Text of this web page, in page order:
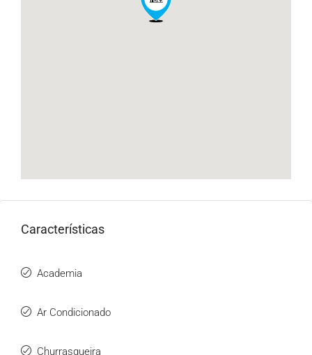
Características
Academia
Ar Condicionado
Churrasqueira